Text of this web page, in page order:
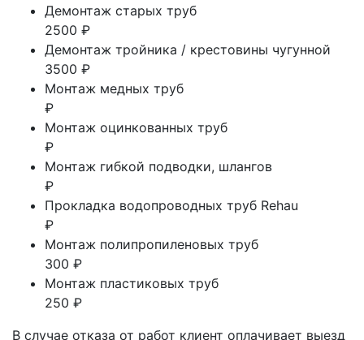
Демонтаж старых труб
2500 ₽
Демонтаж тройника / крестовины чугунной
3500 ₽
Монтаж медных труб
₽
Монтаж оцинкованных труб
₽
Монтаж гибкой подводки, шлангов
₽
Прокладка водопроводных труб Rehau
₽
Монтаж полипропиленовых труб
300 ₽
Монтаж пластиковых труб
250 ₽
В случае отказа от работ клиент оплачивает выезд